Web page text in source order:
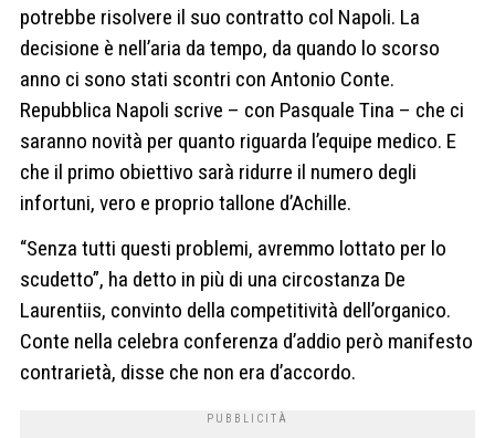
potrebbe risolvere il suo contratto col Napoli. La
decisione è nell’aria da tempo, da quando lo scorso
anno ci sono stati scontri con Antonio Conte.
Repubblica Napoli scrive – con Pasquale Tina – che ci
saranno novità per quanto riguarda l’equipe medico. E
che il primo obiettivo sarà ridurre il numero degli
infortuni, vero e proprio tallone d’Achille.
“Senza tutti questi problemi, avremmo lottato per lo
scudetto”, ha detto in più di una circostanza De
Laurentiis, convinto della competitività dell’organico.
Conte nella celebra conferenza d’addio però manifesto
contrarietà, disse che non era d’accordo.